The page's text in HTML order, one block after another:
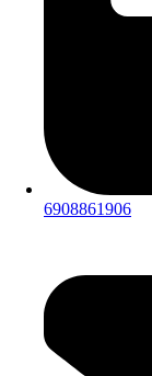
6908861906